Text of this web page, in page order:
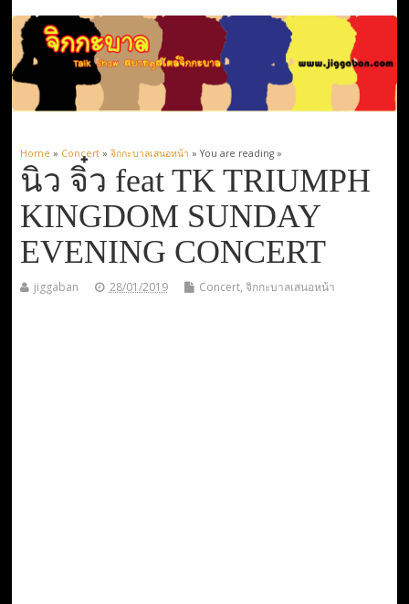
Home » Concert» จิกกะบาลเสนอหน้า » You are reading »
นิว จิ๋ว feat TK TRIUMPH
KINGDOM SUNDAY
EVENING CONCERT
jiggaban 28/01/2019 Concert, จิกกะบาลเสนอหน้า